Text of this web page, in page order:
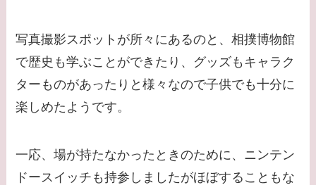
写真撮影スポットが所々にあるのと、相撲博物館
で歴史も学ぶことができたり、グッズもキャラク
ターものがあったりと様々なので子供でも十分に
楽しめたようです。
一応、場が持たなかったときのために、ニンテン
ドースイッチも持参しましたがほぼすることもな